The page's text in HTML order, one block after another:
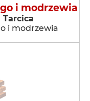
i modrzewia
Tarcica
i modrzewia